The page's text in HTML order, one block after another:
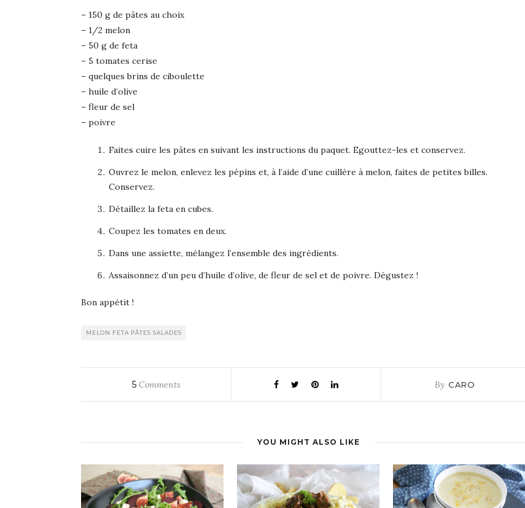
– 150 g de pâtes au choix
– 1/2 melon
– 50 g de feta
– 5 tomates cerise
– quelques brins de ciboulette
– huile d’olive
– fleur de sel
– poivre
Faites cuire les pâtes en suivant les instructions du paquet. Egouttez-les et conservez.
Ouvrez le melon, enlevez les pépins et, à l’aide d’une cuillère à melon, faites de petites billes.
Conservez.
Détaillez la feta en cubes.
Coupez les tomates en deux.
Dans une assiette, mélangez l’ensemble des ingrédients.
Assaisonnez d’un peu d’huile d’olive, de fleur de sel et de poivre. Dégustez !
Bon appétit !
MELON FETA PÂTES SALADES
5Comments By CARO
YOU MIGHT ALSO LIKE